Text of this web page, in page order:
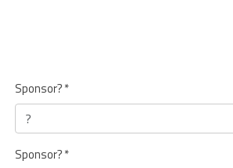
Sponsor?*
Sponsor?*